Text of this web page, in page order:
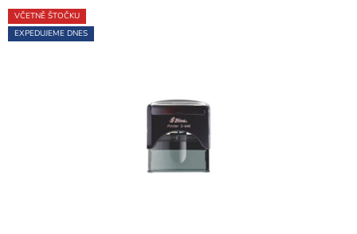
produktu
je
VČETNĚ ŠTOČKU
EXPEDUJEME DNES